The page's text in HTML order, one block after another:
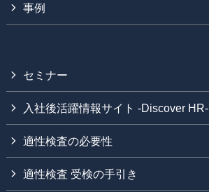
事例
セミナー
入社後活躍情報サイト -Discover HR-
適性検査の必要性
適性検査 受検の手引き